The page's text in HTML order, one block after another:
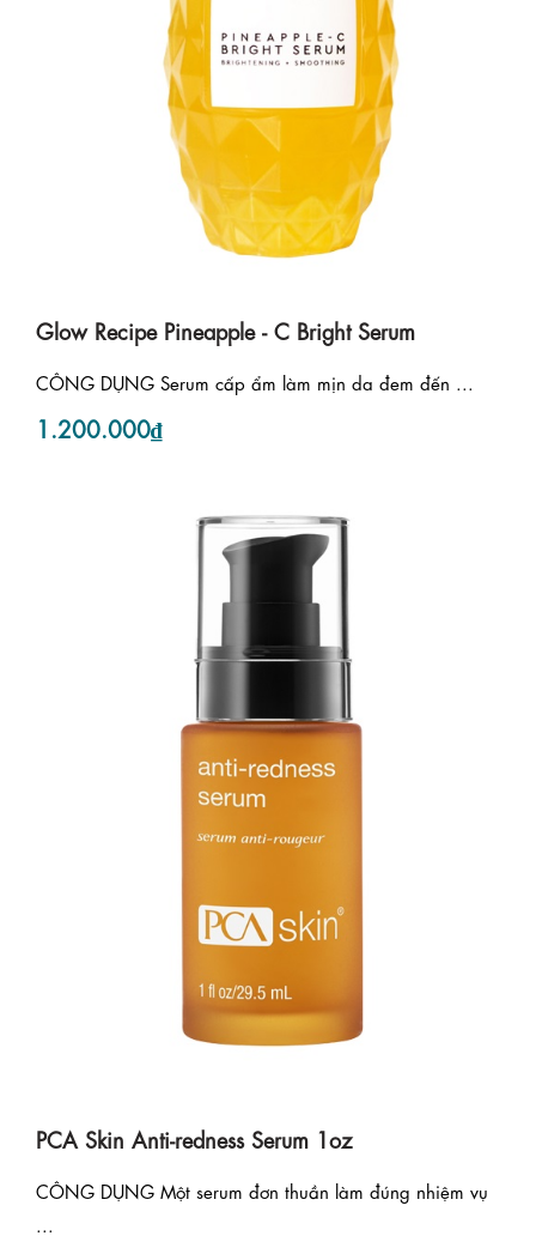
Glow Recipe Pineapple - C Bright Serum
CÔNG DỤNG Serum cấp ẩm làm mịn da đem đến ...
1.200.000₫
PCA Skin Anti-redness Serum 1oz
CÔNG DỤNG Một serum đơn thuần làm đúng nhiệm vụ